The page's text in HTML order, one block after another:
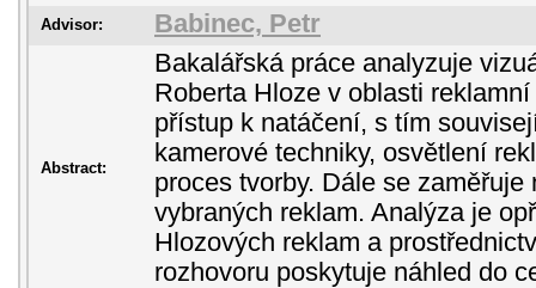
Advisor: Babinec, Petr
Abstract:
Bakalářská práce analyzuje
Roberta Hloze v oblasti
přístup k natáčení, s tím
kamerové techniky, osvětlení
proces tvorby. Dále se zaměřuje
vybraných reklam. Analýza je
Hlozových reklam a
rozhovoru poskytuje náhled do